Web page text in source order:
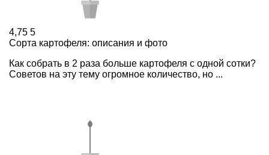
4,75 5
Сорта картофеля: описания и фото
Как собрать в 2 раза больше картофеля с одной сотки?
Советов на эту тему огромное количество, но ...